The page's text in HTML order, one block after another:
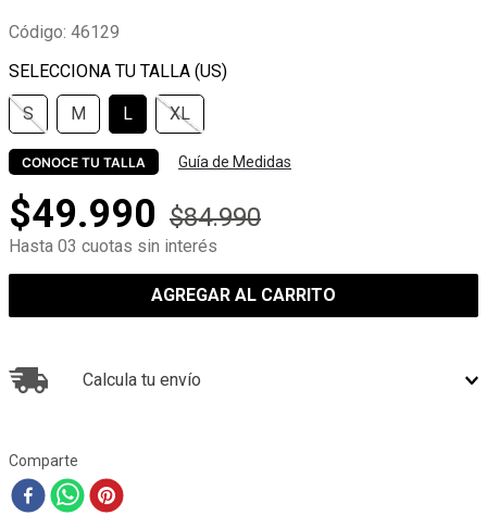
Código: 46129
S M L XL
CONOCE TU TALLA Guía de Medidas
$49.990 $84.990
Hasta 03 cuotas sin interés
AGREGAR AL CARRITO
Calcula tu envío
Comparte